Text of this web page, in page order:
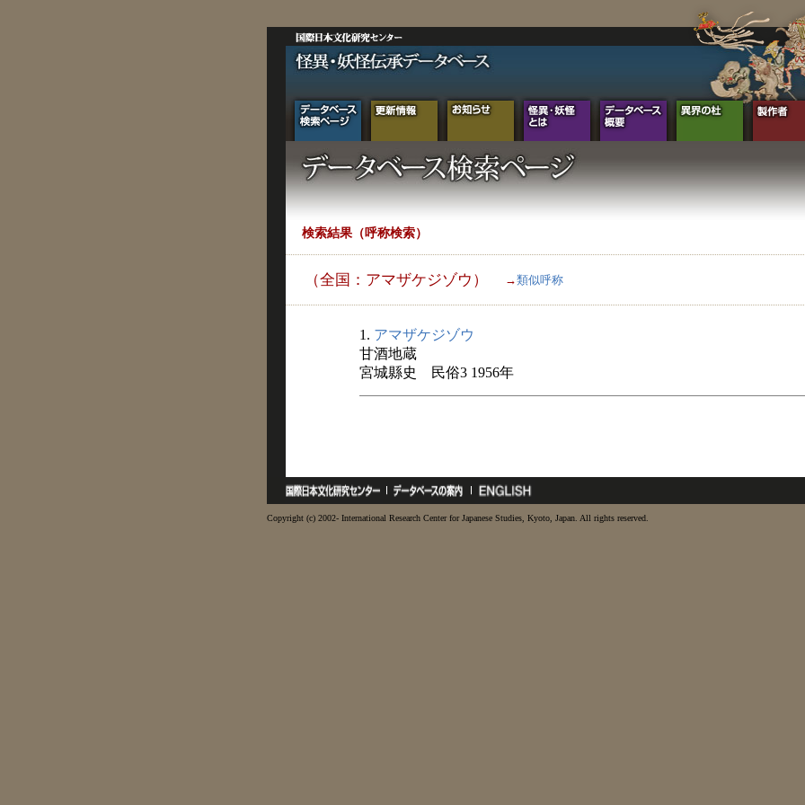
検索結果（呼称検索）
（全国：アマザケジゾウ） →類似呼称
1. アマザケジゾウ
甘酒地蔵
宮城縣史 民俗3 1956年
Copyright (c) 2002- International Research Center for Japanese Studies, Kyoto, Japan. All rights reserved.